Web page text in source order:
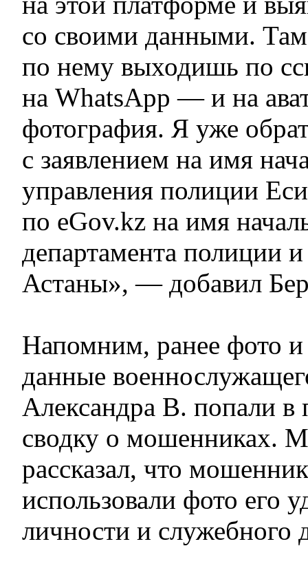
со своими данными.
по нему выходишь по
на WhatsApp — и на
фотография. Я уже
с заявлением на имя
управления полиции
по eGov.kz на имя
департамента полиции
Астаны», — добавил
Напомним, ранее фото
данные
Александра В. попали в
сводку о мошенниках.
рассказал, что
использовали фото его
личности и служебного